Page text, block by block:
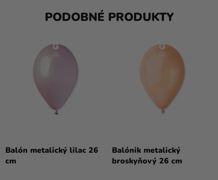
PODOBNÉ PRODUKTY
Balón metalický lilac 26
cm
Balónik metalický
broskyňový 26 cm